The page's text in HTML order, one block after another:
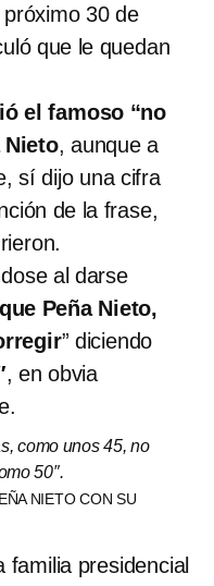
30 de
que le quedan
el famoso “no
Nieto, aunque a
sí dijo una cifra
de la frase,
al darse
Peña Nieto,
” diciendo
, en obvia
como unos 45, no
50″.
NIETO CON SU
familia presidencial